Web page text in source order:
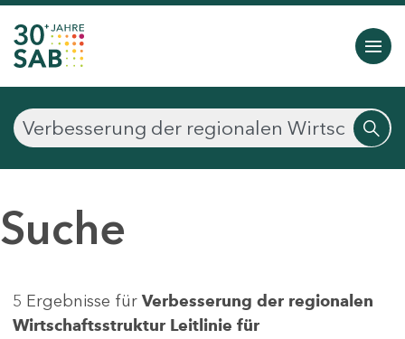
Suche
5 Ergebnisse für Verbesserung der regionalen
Wirtschaftsstruktur Leitlinie für